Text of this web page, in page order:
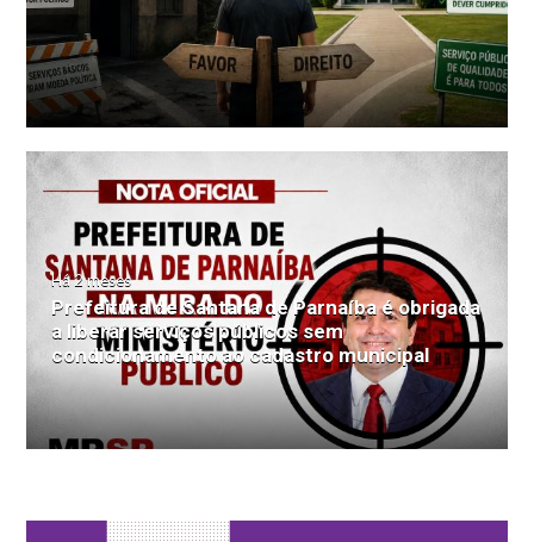
Há 2 meses
Prefeitura de Santana de Parnaíba é obrigada
a liberar serviços públicos sem
condicionamento ao cadastro municipal